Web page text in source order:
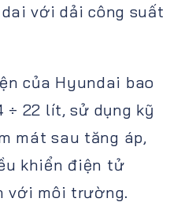
với dải công suất
của Hyundai bao
÷ 22 lít, sử dụng kỹ
mát sau tăng áp,
khiển điện tử
với môi trường.